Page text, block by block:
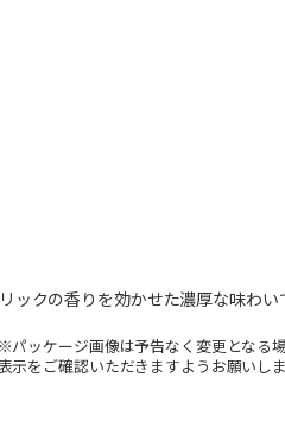
クの香りを効かせた濃厚な味わい
ッケージ画像は予告なく変更となる
をご確認いただきますようお願いしま